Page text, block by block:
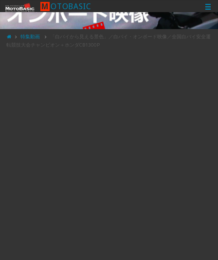
M OTOBASIC
特集動画
「白バイから見える景色」／白バイ・オンボード映像／全国白バイ安全運
転競技大会チャンピオン＋ホンダCB1300P